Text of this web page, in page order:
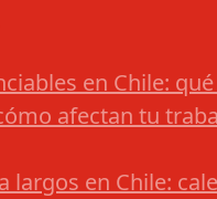
en Chile:
afectan tu
largos en Chile: